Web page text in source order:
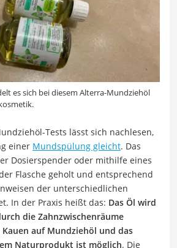
es sich bei diesem Alterra-Mundziehöl
Tests lässt sich nachlesen,
einer Mundspülung gleicht. Das
Dosierspender oder mithilfe eines
Flasche geholt und entsprechend
der unterschiedlichen
In der Praxis heißt das: Das Öl wird
die Zahnzwischenräume
Kauen auf Mundziehöl und das
Naturprodukt ist möglich. Die